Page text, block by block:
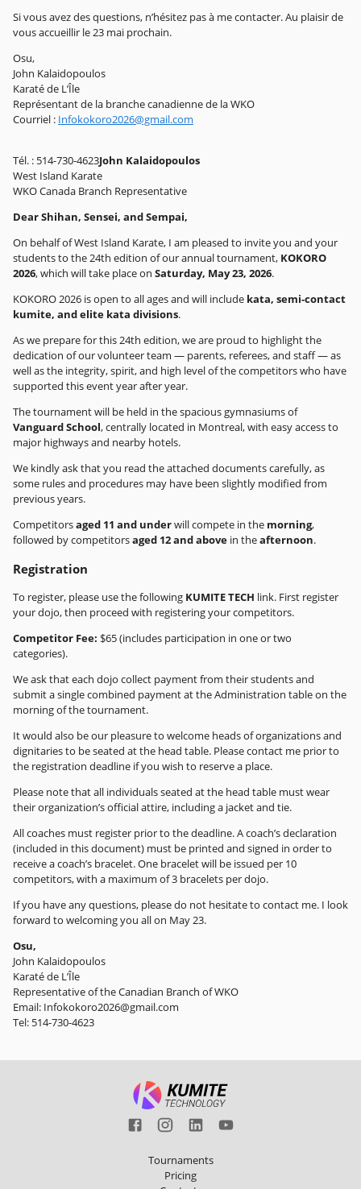
Si vous avez des questions, n’hésitez pas à me contacter. Au plaisir de
vous accueillir le 23 mai prochain.
Osu,
John Kalaidopoulos
Karaté de L’Île
Représentant de la branche canadienne de la WKO
Courriel : Infokokoro2026@gmail.com
Tél. : 514-730-4623John Kalaidopoulos
West Island Karate
WKO Canada Branch Representative
Dear Shihan, Sensei, and Sempai,
On behalf of West Island Karate, I am pleased to invite you and your
students to the 24th edition of our annual tournament, KOKORO
2026, which will take place on Saturday, May 23, 2026.
KOKORO 2026 is open to all ages and will include kata, semi-contact
kumite, and elite kata divisions.
As we prepare for this 24th edition, we are proud to highlight the
dedication of our volunteer team — parents, referees, and staff — as
well as the integrity, spirit, and high level of the competitors who have
supported this event year after year.
The tournament will be held in the spacious gymnasiums of
Vanguard School, centrally located in Montreal, with easy access to
major highways and nearby hotels.
We kindly ask that you read the attached documents carefully, as
some rules and procedures may have been slightly modified from
previous years.
Competitorsaged 11 and underwill compete in the morning,
followed by competitorsaged 12 and above in theafternoon.
Registration
To register, please use the following KUMITE TECH link. First register
your dojo, then proceed with registering your competitors.
Competitor Fee: $65 (includes participation in one or two
categories).
We ask that each dojo collect payment from their students and
submit a single combined payment at the Administration table on the
morning of the tournament.
It would also be our pleasure to welcome heads of organizations and
dignitaries to be seated at the head table. Please contact me prior to
the registration deadline if you wish to reserve a place.
Please note that all individuals seated at the head table must wear
their organization’s official attire, including a jacket and tie.
All coaches must register prior to the deadline. A coach’s declaration
(included in this document) must be printed and signed in order to
receive a coach’s bracelet. One bracelet will be issued per 10
competitors, with a maximum of 3 bracelets per dojo.
If you have any questions, please do not hesitate to contact me. I look
forward to welcoming you all on May 23.
Osu,
John Kalaidopoulos
Karaté de L’Île
Representative of the Canadian Branch of WKO
Email: Infokokoro2026@gmail.com
Tel: 514-730-4623
Tournaments
Pricing